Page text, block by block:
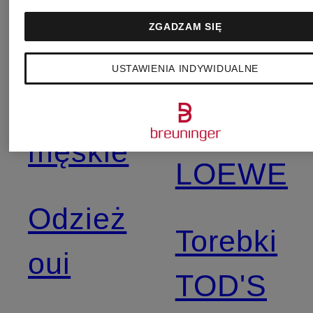
Obuwie
męskie
Odzież
oui
Torby
shopper
LOEWE
Torebki
TOD'S
USTAWIENIA INDYWIDUALNE
ZGADZAM SIĘ